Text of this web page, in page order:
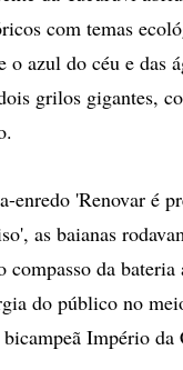
com temas
o azul do céu e das
grilos gigantes,
enredo 'Renovar é
as baianas
compasso da bateria
do público no
Império da